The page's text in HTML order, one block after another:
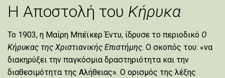
Η Αποστολή του Κήρυκα
Το 1903, η Μαίρη Μπέϊκερ Έντυ, ίδρυσε το περιοδικό Ο
Κήρυκας της Χριστιανικής Επιστήμης. Ο σκοπός του: «να
διακηρύξει την παγκόσμια δραστηριότητα και την
διαθεσιμότητα της Αλήθειας». Ο ορισμός της λέξης